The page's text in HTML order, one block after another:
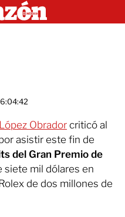
Obradorcriticó al
asistir este fin de
del Gran Premio de
siete mil dólares en
de dos millones de